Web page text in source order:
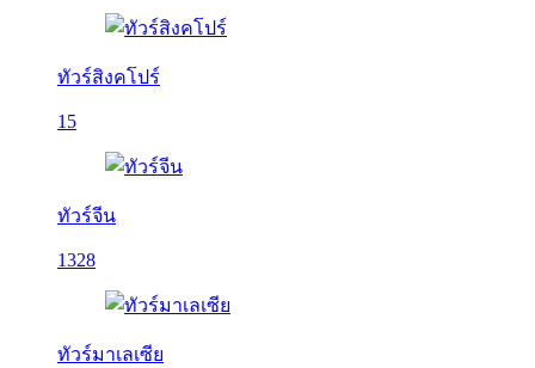
ทัวร์สิงคโปร์
15
ทัวร์จีน
1328
ทัวร์มาเลเซีย